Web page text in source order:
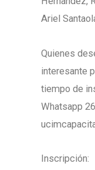
Ariel
Quienes
interesante
tiempo de
Whatsapp
Inscripción: